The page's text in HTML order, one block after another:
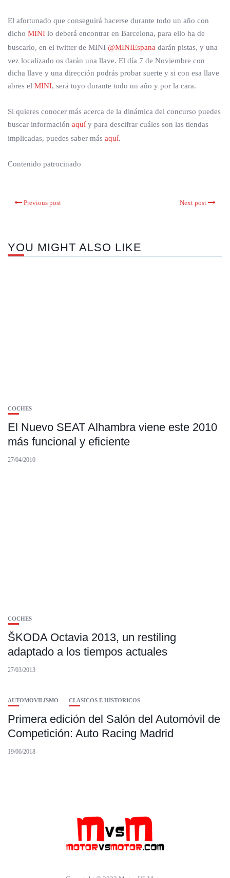
El afortunado que conseguirá hacerse durante todo un año con
dicho MINI lo deberá encontrar en Barcelona, para ello ha de
buscarlo, en el twitter de MINI @MINIEspana darán pistas, y una
vez localizado os darán una llave. El día 7 de Noviembre con
dicha llave y una dirección podrás probar suerte y si con esa llave
abres el MINI, será tuyo durante todo un año y por la cara.
Si quieres conocer más acerca de la dinámica del concurso puedes
buscar información aquí y para descifrar cuáles son las tiendas
implicadas, puedes saber más aquí.
Contenido patrocinado
Previous post Next post
YOU MIGHT ALSO LIKE
COCHES
El Nuevo SEAT Alhambra viene este 2010
más funcional y eficiente
27/04/2010
COCHES
ŠKODA Octavia 2013, un restiling
adaptado a los tiempos actuales
27/03/2013
AUTOMOVILISMO CLASICOS E HISTORICOS
Primera edición del Salón del Automóvil de
Competición: Auto Racing Madrid
19/06/2018